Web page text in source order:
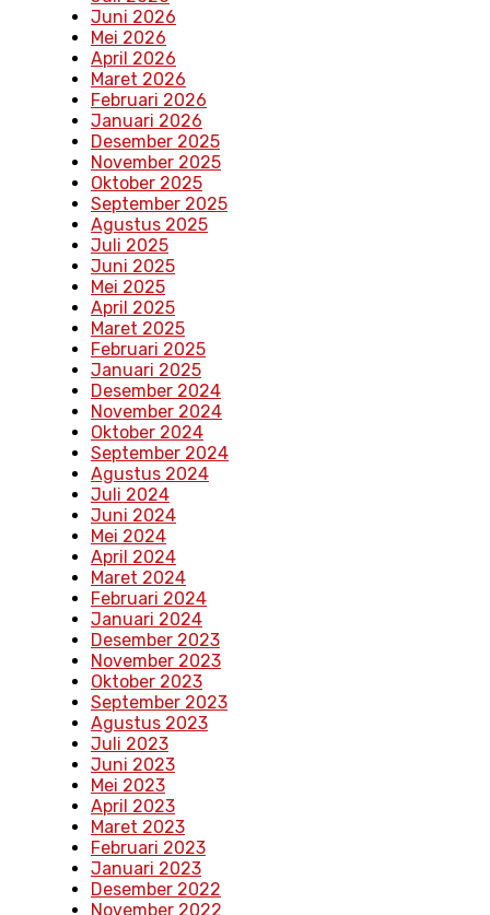
Juni 2026
Mei 2026
April 2026
Maret 2026
Februari 2026
Januari 2026
Desember 2025
November 2025
Oktober 2025
September 2025
Agustus 2025
Juli 2025
Juni 2025
Mei 2025
April 2025
Maret 2025
Februari 2025
Januari 2025
Desember 2024
November 2024
Oktober 2024
September 2024
Agustus 2024
Juli 2024
Juni 2024
Mei 2024
April 2024
Maret 2024
Februari 2024
Januari 2024
Desember 2023
November 2023
Oktober 2023
September 2023
Agustus 2023
Juli 2023
Juni 2023
Mei 2023
April 2023
Maret 2023
Februari 2023
Januari 2023
Desember 2022
November 2022